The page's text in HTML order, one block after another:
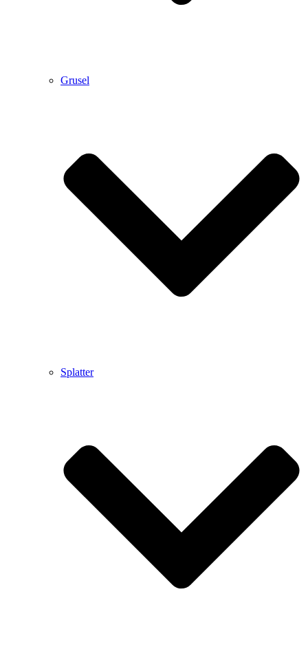
Grusel
Splatter